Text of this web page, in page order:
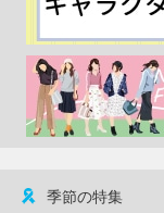
季節の特集